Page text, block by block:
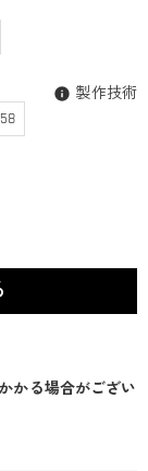
製作技術
かる場合がござい